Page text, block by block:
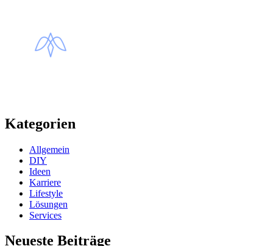
Kategorien
Allgemein
DIY
Ideen
Karriere
Lifestyle
Lösungen
Services
Neueste Beiträge